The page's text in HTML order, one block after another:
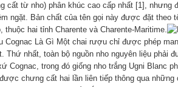
cất từ nho) phân khúc cao cấp nhất [1],
ngặt. Bản chất của tên gọi này được đặt theo
thuộc hai tỉnh Charente và Charente-Maritime.
Cognac Là Gì Một chai rượu chỉ được phép
Thứ nhất, toàn bộ nguồn nho nguyên liệu phải
Cognac, trong đó giống nho trắng Ugni Blanc
chưng cất hai lần liên tiếp thông qua